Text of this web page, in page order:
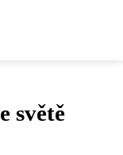
světě